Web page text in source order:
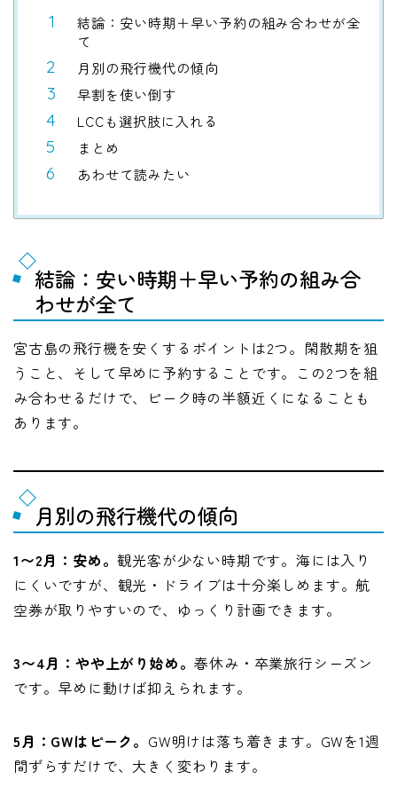
結論：安い時期＋早い予約の組み合わせが全
て
月別の飛行機代の傾向
早割を使い倒す
LCCも選択肢に入れる
まとめ
あわせて読みたい
結論：安い時期＋早い予約の組み合
わせが全て
宮古島の飛行機を安くするポイントは2つ。閑散期を狙
うこと、そして早めに予約することです。この2つを組
み合わせるだけで、ピーク時の半額近くになることも
あります。
月別の飛行機代の傾向
1〜2月：安め。観光客が少ない時期です。海には入り
にくいですが、観光・ドライブは十分楽しめます。航
空券が取りやすいので、ゆっくり計画できます。
3〜4月：やや上がり始め。春休み・卒業旅行シーズン
です。早めに動けば抑えられます。
5月：GWはピーク。 GW明けは落ち着きます。GWを1週
間ずらすだけで、大きく変わります。